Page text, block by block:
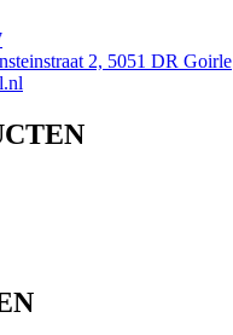
2, 5051 DR Goirle